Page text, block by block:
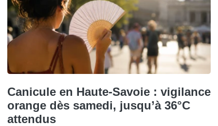
Canicule en Haute-Savoie : vigilance
orange dès samedi, jusqu’à 36°C
attendus